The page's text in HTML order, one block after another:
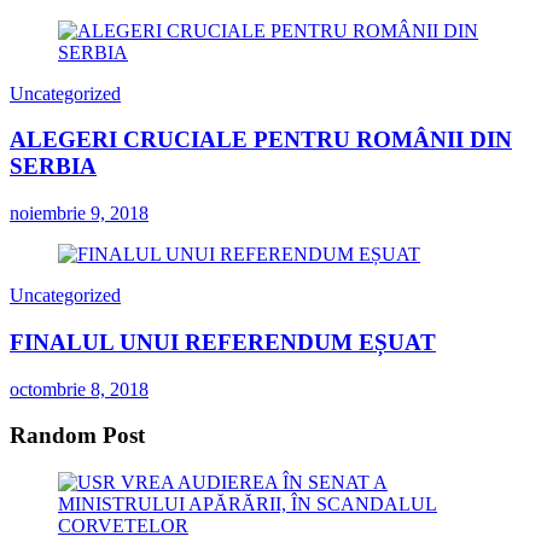
Uncategorized
ALEGERI CRUCIALE PENTRU ROMÂNII DIN
SERBIA
noiembrie 9, 2018
Uncategorized
FINALUL UNUI REFERENDUM EȘUAT
octombrie 8, 2018
Random Post